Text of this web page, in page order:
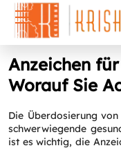
Anzeichen
Worauf Sie
Die Überdosierung
schwerwiegende
ist es wichtig, die